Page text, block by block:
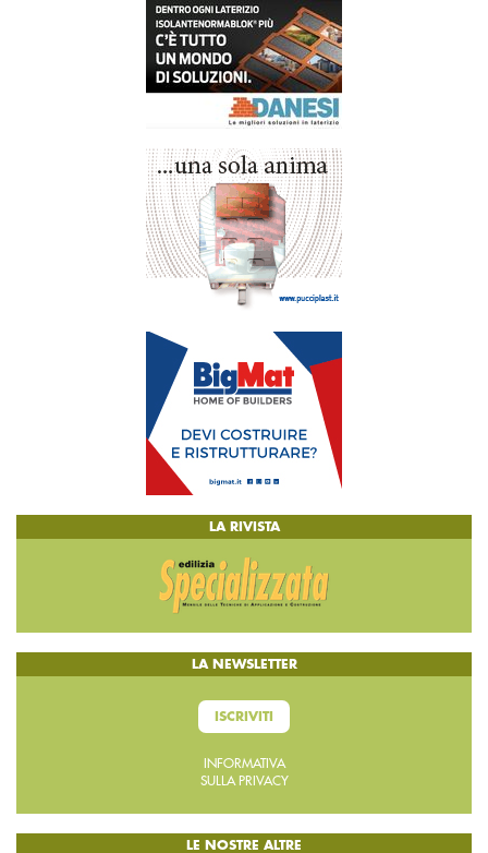
LA RIVISTA
LA NEWSLETTER
ISCRIVITI
INFORMATIVA
SULLA PRIVACY
LE NOSTRE ALTRE